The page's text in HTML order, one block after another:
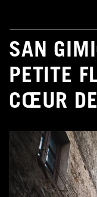
SAN
PETITE
CŒUR